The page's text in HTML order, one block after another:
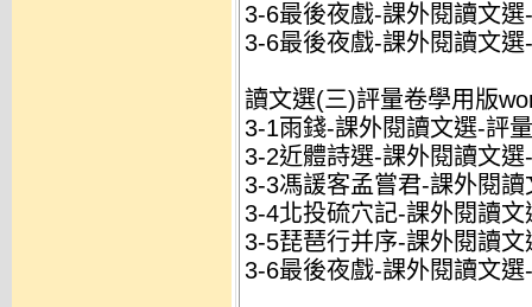
3-6最後夜戲-課外閱讀文
3-6最後夜戲-課外閱讀文
讀文選(三)評量卷學用版
3-1雨錢-課外閱讀文選-評
3-2近體詩選-課外閱讀文
3-3馮諼客孟嘗君-課外閱
3-4北投硫穴記-課外閱讀
3-5琵琶行并序-課外閱讀
3-6最後夜戲-課外閱讀文